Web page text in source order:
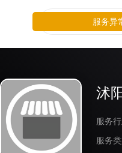
沭
服务
服务
服务异